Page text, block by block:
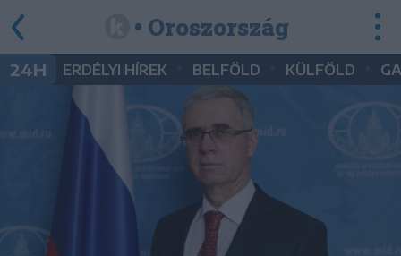
• Oroszország
24H ERDÉLYI HÍREK BELFÖLD KÜLFÖLD